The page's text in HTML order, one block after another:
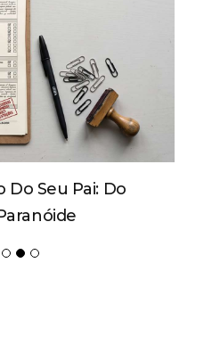
Do Seu Pai: Do